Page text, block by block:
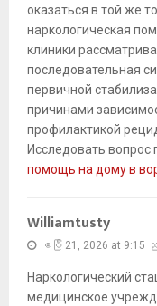
оказаться в той же
наркологическая
клиники
последовательная
первичной
причинами
профилактикой
Исследовать вопрос
помощь на дому в
Williamtusty
ဧပြီ 21, 2026 at 9:15
Наркологический
медицинское